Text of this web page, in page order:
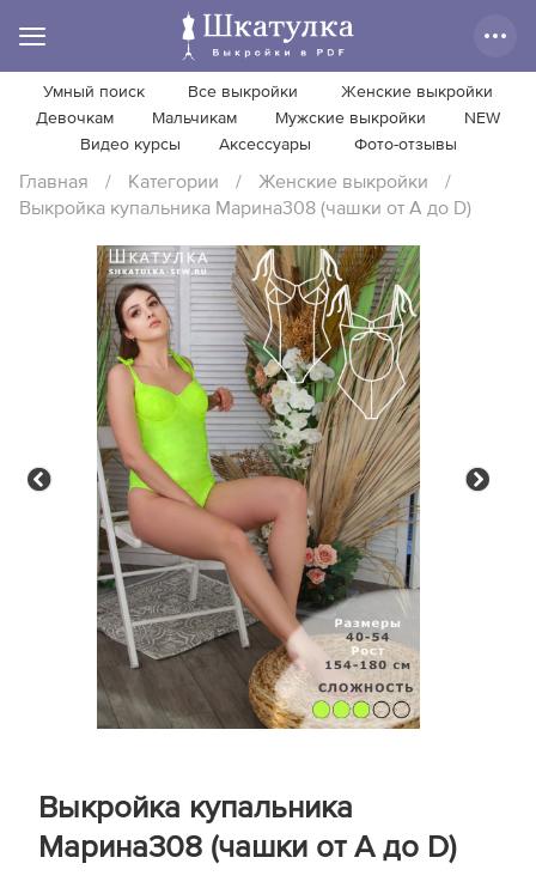
Умный поиск Все выкройки
Женские выкройки
Девочкам
Мальчикам Мужские выкройки
NEW
Видео курсы
Аксессуары Фото-отзывы
Главная / Категории / Женские выкройки
/
Выкройка купальника Марина308 (чашки от A до D)
Previous
Выкройка купальника
Марина308 (чашки от A до D)